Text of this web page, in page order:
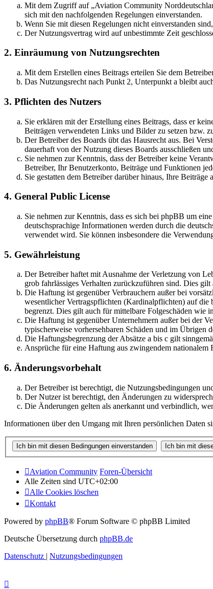
Mit dem Zugriff auf „Aviation Community
sich mit den nachfolgenden Regelungen einverstanden.
Wenn Sie mit diesen Regelungen nicht einverstanden
Der Nutzungsvertrag wird auf unbestimmte Zeit
2. Einräumung von Nutzungsrechten
Mit dem Erstellen eines Beitrags erteilen Sie dem
Das Nutzungsrecht nach Punkt 2, Unterpunkt a bleibt
3. Pflichten des Nutzers
Sie erklären mit der Erstellung eines Beitrags, dass er
Beiträgen verwendeten Links und Bilder zu setzen bzw.
Der Betreiber des Boards übt das Hausrecht aus. Bei
dauerhaft von der Nutzung dieses Boards ausschließen
Sie nehmen zur Kenntnis, dass der Betreiber keine
Betreiber, Ihr Benutzerkonto, Beiträge und Funktionen
Sie gestatten dem Betreiber darüber hinaus, Ihre
4. General Public License
Sie nehmen zur Kenntnis, dass es sich bei phpBB um
deutschsprachige Informationen werden durch die
verwendet wird. Sie können insbesondere die
5. Gewährleistung
Der Betreiber haftet mit Ausnahme der Verletzung von
grob fahrlässiges Verhalten zurückzuführen sind. Dies
Die Haftung ist gegenüber Verbrauchern außer bei
wesentlicher Vertragspflichten (Kardinalpflichten) auf die
begrenzt. Dies gilt auch für mittelbare Folgeschäden wie
Die Haftung ist gegenüber Unternehmern außer bei der
typischerweise vorhersehbaren Schäden und im Übrigen
Die Haftungsbegrenzung der Absätze a bis c gilt
Ansprüche für eine Haftung aus zwingendem nationalem
6. Änderungsvorbehalt
Der Betreiber ist berechtigt, die Nutzungsbedingungen
Der Nutzer ist berechtigt, den Änderungen zu
Die Änderungen gelten als anerkannt und verbindlich,
Informationen über den Umgang mit Ihren persönlichen Daten
Aviation Community Foren-Übersicht
Alle Zeiten sind UTC+02:00
Alle Cookies löschen
Kontakt
Powered by phpBB® Forum Software © phpBB Limited
Deutsche Übersetzung durch phpBB.de
Datenschutz | Nutzungsbedingungen